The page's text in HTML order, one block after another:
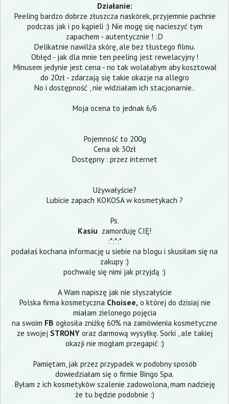
Działanie:
Peeling bardzo dobrze złuszcza naskórek, przyjemnie pachnie
podczas jak i po kąpieli :) Nie mogę się nacieszyć tym
zapachem - autentycznie ! :D
Delikatnie nawilża skórę, ale bez tłustego filmu.
Obłęd - jak dla mnie ten peeling jest rewelacyjny !
Minusem jedynie jest cena - no tak wolałabym aby kosztował
do 20zł - zdarzają się takie okazje na allegro
No i dostępność , nie widziałam ich stacjonarnie..
Moja ocena to jednak 6/6
Pojemność to 200g
Cena ok 30zł
Dostępny : przez internet
Używałyście?
Lubicie zapach KOKOSA w kosmetykach ?
Ps.
Kasiu zamorduję CIĘ!
:*:*:*
podałaś kochana informację u siebie na blogu i skusiłam się na
zakupy :)
pochwalę się nimi jak przyjdą :)
A Wam napiszę jak nie słyszałyście
Polska firma kosmetyczna Choisee, o której do dzisiaj nie
miałam zielonego pojęcia
na swoim FB ogłosiła zniżkę 60% na zamówienia kosmetyczne
ze swojej STRONYoraz darmową wysyłkę. Sorki , ale takiej
okazji nie mogłam przegapić :)
Pamiętam, jak przez przypadek w podobny sposób
dowiedziałam się o firmie Bingo Spa.
Byłam z ich kosmetyków szalenie zadowolona, mam nadzieję
że tu będzie podobnie :)